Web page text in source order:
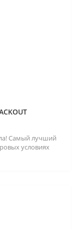
Самый лучший
условиях